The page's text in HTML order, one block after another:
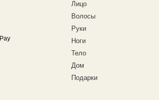
Лицо
Волосы
Руки
Ноги
Тело
Дом
Подарки